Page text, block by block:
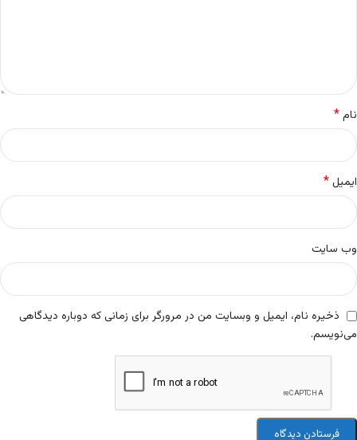
نام*
ایمیل*
وب‌ سایت
ذخیره نام، ایمیل و وبسایت من در مرورگر برای زمانی که دوباره دیدگاهی
می‌نویسم.